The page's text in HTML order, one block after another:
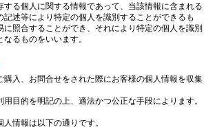
する個人に関する情報であって、当該情報に含まれる
記述等により特定の個人を識別することができるも
に照合することができ、それにより特定の個人を識別
るものをいいます。
購入、お問合せをされた際にお客様の個人情報を収集
目的を明記の上、適法かつ公正な手段によります。
情報は以下の通りです。